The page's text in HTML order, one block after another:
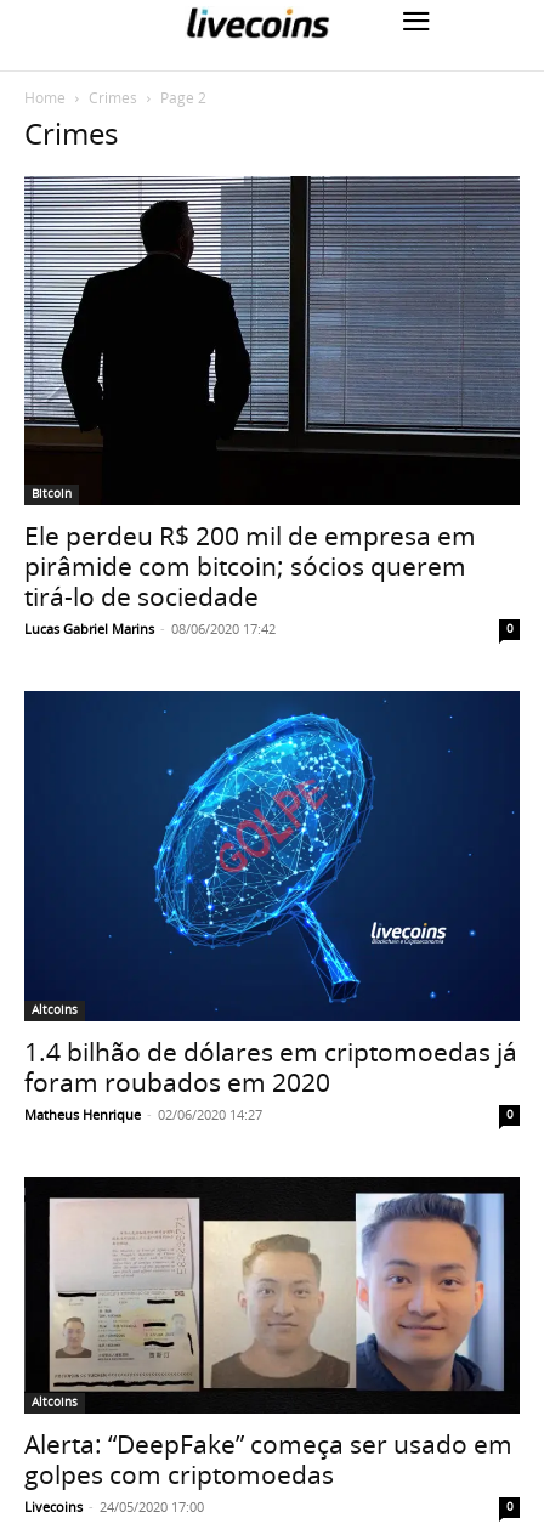
Home Crimes Page 2
Crimes
Bitcoin
Ele perdeu R$ 200 mil de empresa em
pirâmide com bitcoin; sócios querem
tirá-lo de sociedade
Lucas Gabriel Marins - 08/06/2020 17:42 0
Altcoins
1.4 bilhão de dólares em criptomoedas já
foram roubados em 2020
Matheus Henrique - 02/06/2020 14:27 0
Altcoins
Alerta: “DeepFake” começa ser usado em
golpes com criptomoedas
Livecoins - 24/05/2020 17:00 0